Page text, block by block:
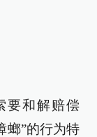
要和解赔偿
螂”的行为特